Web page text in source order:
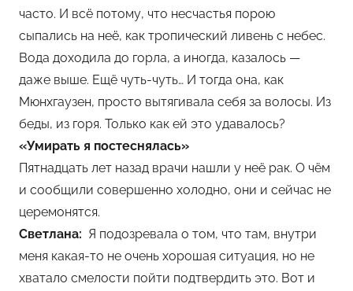
часто. И всё потому, что несчастья порою
сыпались на неё, как тропический ливень с небес.
Вода доходила до горла, а иногда, казалось —
даже выше. Ещё чуть-чуть… И тогда она, как
Мюнхгаузен, просто вытягивала себя за волосы. Из
беды, из горя. Только как ей это удавалось?
«Умирать я постеснялась»
Пятнадцать лет назад врачи нашли у неё рак. О чём
и сообщили совершенно холодно, они и сейчас не
церемонятся.
Светлана: Я подозревала о том, что там, внутри
меня какая-то не очень хорошая ситуация, но не
хватало смелости пойти подтвердить это. Вот и